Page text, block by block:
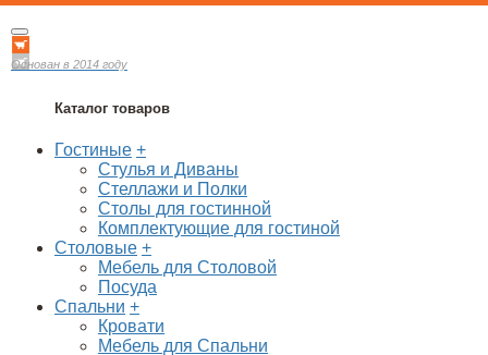
Основан в 2014 году
Каталог товаров
Гостиные +
Стулья и Диваны
Стеллажи и Полки
Столы для гостинной
Комплектующие для гостиной
Столовые +
Мебель для Столовой
Посуда
Спальни +
Кровати
Мебель для Спальни